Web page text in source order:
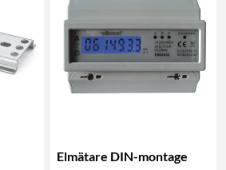
Elmätare DIN-montage